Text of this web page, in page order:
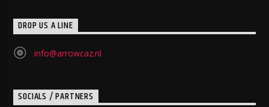
DROP US A LINE
info@arrowcaz.nl
SOCIALS / PARTNERS